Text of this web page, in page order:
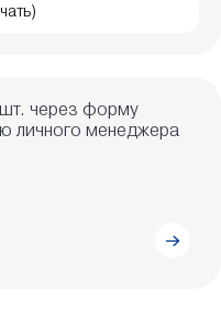
через форму
личного менеджера